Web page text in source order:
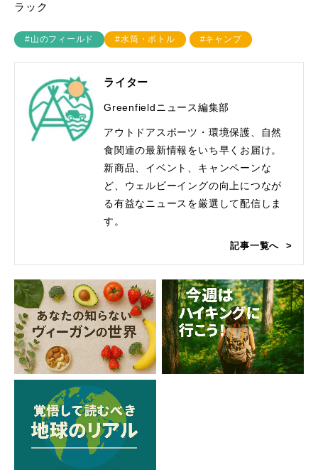
ラック
#山のフィールド #水筒・ボトル #キャンプ
ライター
Greenfieldニュース編集部
アウトドアスポーツ・環境保護、自然
食関連の最新情報をいち早くお届け。
新商品、イベント、キャンペーンな
ど、ウェルビーイングの向上につなが
る有益なニュースを厳選して配信しま
す。
記事一覧へ